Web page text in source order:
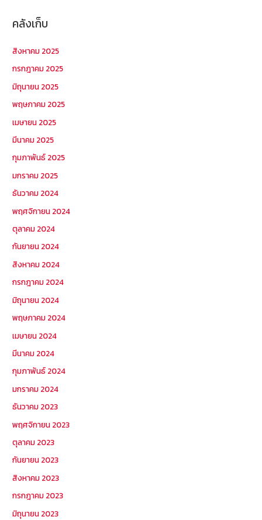
คลังเก็บ
สิงหาคม 2025
กรกฎาคม 2025
มิถุนายน 2025
พฤษภาคม 2025
เมษายน 2025
มีนาคม 2025
กุมภาพันธ์ 2025
มกราคม 2025
ธันวาคม 2024
พฤศจิกายน 2024
ตุลาคม 2024
กันยายน 2024
สิงหาคม 2024
กรกฎาคม 2024
มิถุนายน 2024
พฤษภาคม 2024
เมษายน 2024
มีนาคม 2024
กุมภาพันธ์ 2024
มกราคม 2024
ธันวาคม 2023
พฤศจิกายน 2023
ตุลาคม 2023
กันยายน 2023
สิงหาคม 2023
กรกฎาคม 2023
มิถุนายน 2023